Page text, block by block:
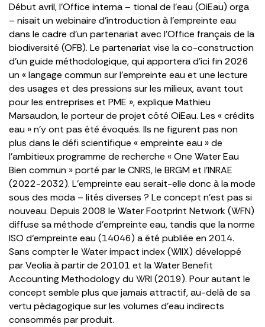
Début avril, l’Office interna – tional de l’eau (OiEau) orga
– nisait un webinaire d’introduction à l’empreinte eau
dans le cadre d’un partenariat avec l’Office français de la
biodiversité (OFB). Le partenariat vise la co-construction
d’un guide méthodologique, qui apportera d’ici fin 2026
un « langage commun sur l’empreinte eau et une lecture
des usages et des pressions sur les milieux, avant tout
pour les entreprises et PME », explique Mathieu
Marsaudon, le porteur de projet côté OiEau. Les « crédits
eau » n’y ont pas été évoqués. Ils ne figurent pas non
plus dans le défi scientifique « empreinte eau » de
l’ambitieux programme de recherche « One Water Eau
Bien commun » porté par le CNRS, le BRGM et l’INRAE
(2022-2032). L’empreinte eau serait-elle donc à la mode
sous des moda – lités diverses ? Le concept n’est pas si
nouveau. Depuis 2008 le Water Footprint Network (WFN)
diffuse sa méthode d’empreinte eau, tandis que la norme
ISO d‘empreinte eau (14046) a été publiée en 2014.
Sans compter le Water impact index (WIIX) développé
par Veolia à partir de 20101 et la Water Benefit
Accounting Methodology du WRI (2019). Pour autant le
concept semble plus que jamais attractif, au-delà de sa
vertu pédagogique sur les volumes d’eau indirects
consommés par produit.